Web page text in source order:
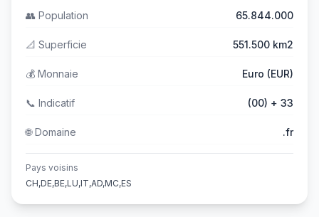
👥 Population 65.844.000
📐 Superficie 551.500 km2
💰 Monnaie Euro (EUR)
📞 Indicatif (00) + 33
🌐Domaine .fr
Pays voisins
CH,DE,BE,LU,IT,AD,MC,ES